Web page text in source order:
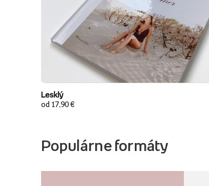
Lesklý
od 17,90 €
Populárne formáty